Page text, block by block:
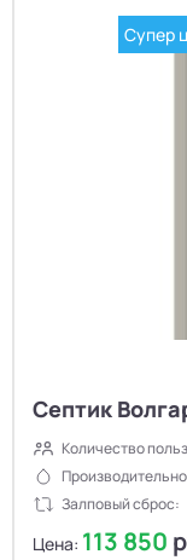
Супер
Септик
Количество
Залповый сброс:
Цена: 113 850